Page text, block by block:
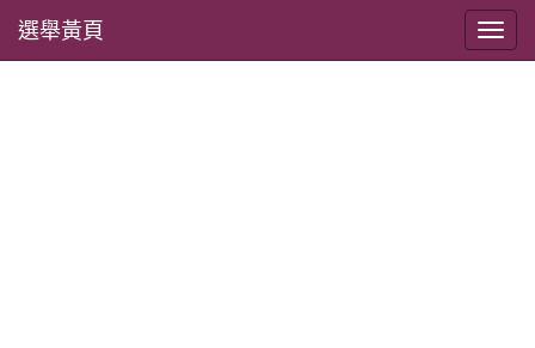
選舉黃頁